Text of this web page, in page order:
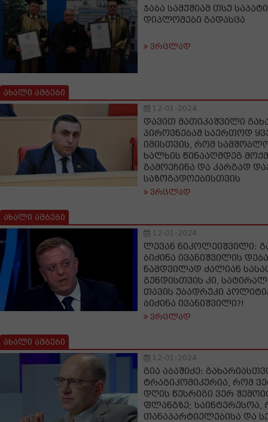
ჯაბა სამუშიამ თსუ
დიპლომები გადასცა
ვრცლად
ახალი ამბები
12-01-2024
დავით მათიკაშვილი
პიროვნებამ საერთოდ
იმისთვის, რომ
ხალხის წინააღმდეგ
გამოეჩინა და კარგად
საზოგადოებისთვის
ვრცლად
ახალი ამბები
12-01-2024
ლევან ნიკოლეიშვილი:
ბიძინა ივანიშვილის
ნამდვილად ძალიან
გუნდისთვის კი,
თავის უბადრუკი
ბიძინა ივანიშვილი?!
ვრცლად
ახალი ამბები
12-01-2024
გია აბაშიძე:
ტრაგიკომიკურია, რომ
დღის წესრიგი ვერ
ფლანგზე; საინტერესოა,
თანაპარტიელებისა და